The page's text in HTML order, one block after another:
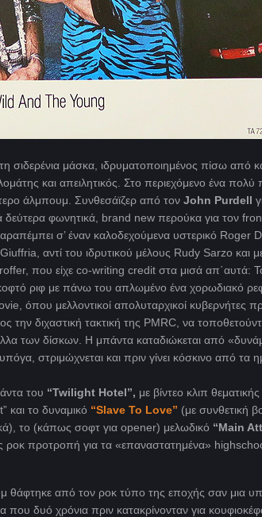
σιδερένια μάσκα, ιδρυματοποιημένος πίσω από
και απειλητικός. Στο περιεχόμενο ένα πολύ
άλμπουμ. Συνθεσάϊζερ από τον John Purdell
φωνητικά, brand new περούκα για τον
σ’ έναν καλοδεχούμενα υστερικό Roger
αντί του ιδρυτικού μέλους Rudy Sarzo και
που είχε co-writing credit στα μισά απ΄αυτά:
ριφ με πάνω του απλωμένο ένα χορωδιακό
όπου μελλοντικοί απολυταρχικοί κυβερνήτες
διχαστική τακτική της PMRC, να
των δίσκων. Η μπάντα καταδιώκεται από
στριμώχνεται και πριν γίνει κόσκινο από τα
του “Twilight Hotel”, με βίντεο κλιπ θεματικής
και το δυναμικό “Slave To Love” (με συνθετική
το (κάπως σοφτ για opener) μελωδικό “Main
ροκ προτροπή για τα «επαναστατημένα»
θάφτηκε από τον ροκ τύπο της εποχής σαν μια
που δυό χρόνια πριν κατακρίνονταν για